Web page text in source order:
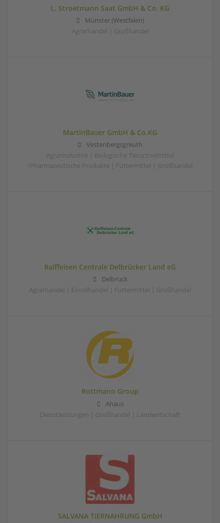
L. Stroetmann Saat GmbH & Co. KG
Münster (Westfalen)
Agrarhandel | Großhandel
MartinBauer GmbH & Co.KG
Vestenbergsgreuth
Agrarindustrie | Biologische Tierarzneimittel
\Pharmazeutische Produkte | Futtermittel | Großhandel
Raiffeisen Centrale Delbrücker Land eG
Delbrück
Agrarhandel | Einzelhandel | Futtermittel | Großhandel
Rottmann Group
Ahaus
Dienstleistungen | Großhandel | Landwirtschaft
SALVANA TIERNAHRUNG GmbH